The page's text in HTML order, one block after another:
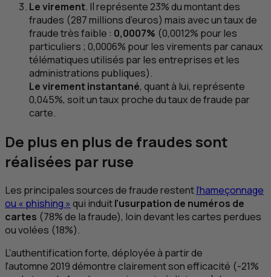
Le virement. Il représente 23% du montant des
fraudes (287 millions d’euros) mais avec un taux de
fraude très faible : 0,0007% (0,0012% pour les
particuliers ; 0,0006% pour les virements par canaux
télématiques utilisés par les entreprises et les
administrations publiques).
Le virement instantané, quant à lui, représente
0,045%, soit un taux proche du taux de fraude par
carte.
De plus en plus de fraudes sont
réalisées par ruse
Les principales sources de fraude restentl’hameçonnage
ou « phishing »qui induitl’usurpation de numéros de
cartes (78% de la fraude), loin devant les cartes perdues
ou volées (18%).
L’authentification forte, déployée à partir de
l’automne 2019 démontre clairement son efficacité (-21%